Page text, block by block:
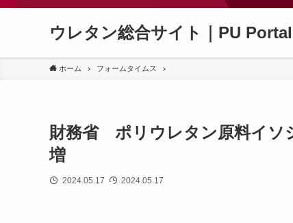
ウレタン総合サイト｜PU Portal
ホーム フォームタイムス
財務省 ポリウレタン原料イ
増
2024.05.17 2024.05.17